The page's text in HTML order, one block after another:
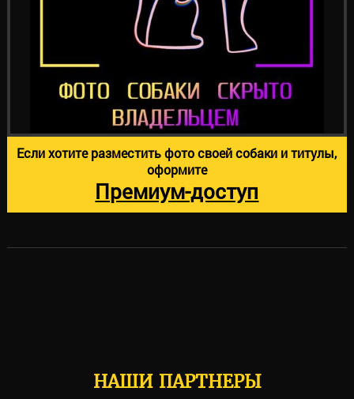
Если хотите разместить фото своей собаки и титулы,
оформите
Премиум-доступ
НАШИ ПАРТНЕРЫ